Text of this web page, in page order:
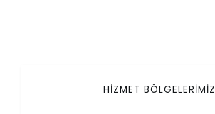
HİZMET BÖLGELERİMİZ